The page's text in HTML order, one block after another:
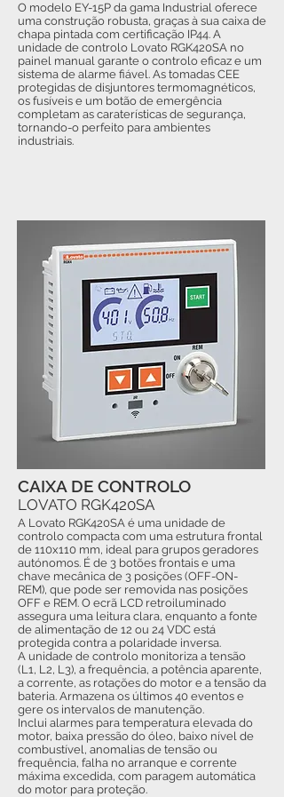
O modelo EY-15P da gama Industrial oferece
uma construção robusta, graças à sua caixa de
chapa pintada com certificação IP44. A
unidade de controlo Lovato RGK420SA no
painel manual garante o controlo eficaz e um
sistema de alarme fiável. As tomadas CEE
protegidas de disjuntores termomagnéticos,
os fusíveis e um botão de emergência
completam as caraterísticas de segurança,
tornando-o perfeito para ambientes
industriais.
A Lovato RGK420SA é uma unidade de
controlo compacta com uma estrutura frontal
de 110x110 mm, ideal para grupos geradores
autónomos. É de 3 botões frontais e uma
chave mecânica de 3 posições (OFF-ON-
REM), que pode ser removida nas posições
OFF e REM. O ecrã LCD retroiluminado
assegura uma leitura clara, enquanto a fonte
de alimentação de 12 ou 24 VDC está
protegida contra a polaridade inversa.
A unidade de controlo monitoriza a tensão
(L1, L2, L3), a frequência, a potência aparente,
a corrente, as rotações do motor e a tensão da
bateria. Armazena os últimos 40 eventos e
gere os intervalos de manutenção.
Inclui alarmes para temperatura elevada do
motor, baixa pressão do óleo, baixo nível de
combustível, anomalias de tensão ou
frequência, falha no arranque e corrente
máxima excedida, com paragem automática
do motor para proteção.
CAIXA DE CONTROLO
LOVATO RGK420SA